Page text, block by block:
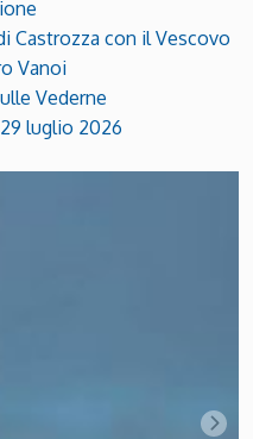
Castrozza con il Vescovo
Vanoi
Vederne
luglio 2026